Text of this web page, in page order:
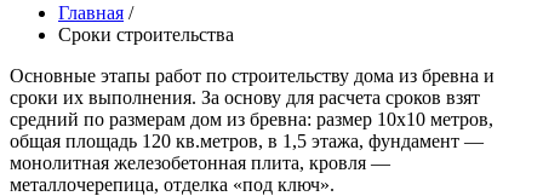
Главная /
Сроки строительства
Основные этапы работ по строительству дома из бревна и
сроки их выполнения. За основу для расчета сроков взят
средний по размерам дом из бревна: размер 10х10 метров,
общая площадь 120 кв.метров, в 1,5 этажа, фундамент —
монолитная железобетонная плита, кровля —
металлочерепица, отделка «под ключ».